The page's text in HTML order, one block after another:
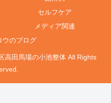
セルフケア
メディア関連
ウのブログ
高田馬場の小池整体 All Rights